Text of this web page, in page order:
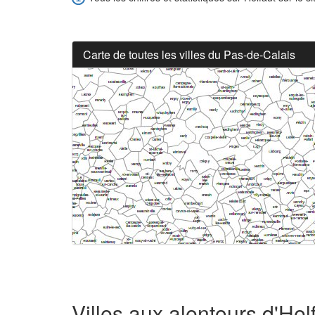
Carte de toutes les villes du Pas-de-Calais